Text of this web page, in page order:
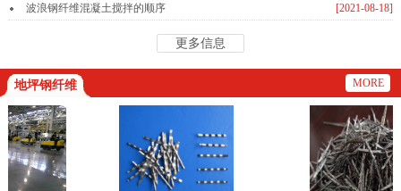
[2021-08-18]
波浪钢纤维混凝土搅拌的顺序
更多信息
地坪钢纤维 MORE